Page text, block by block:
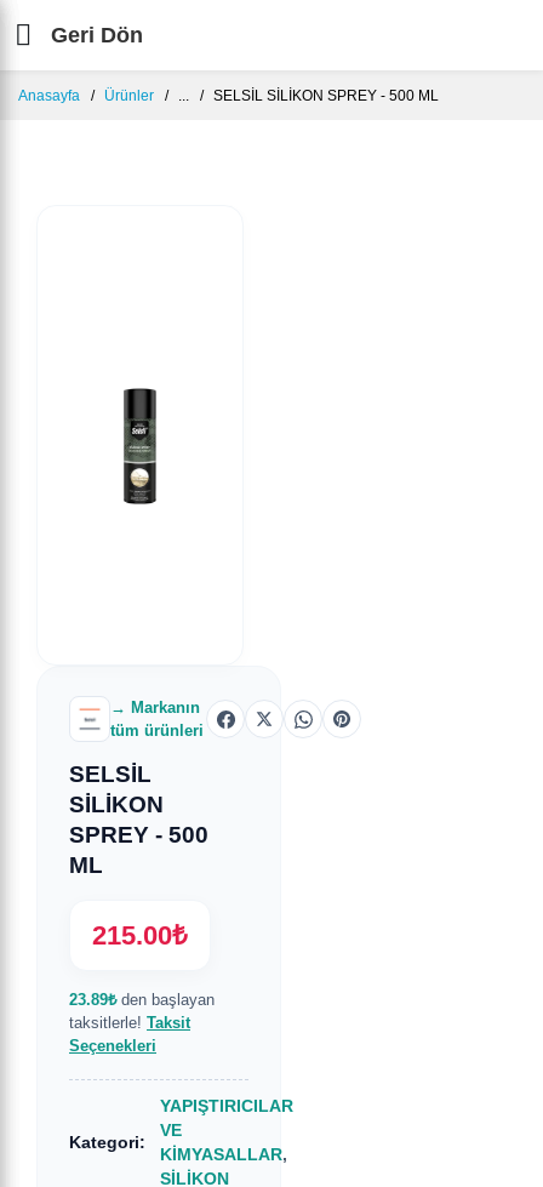
Geri Dön
Anasayfa Ürünler ... SELSİL SİLİKON SPREY - 500 ML
→ Markanın
tüm ürünleri
SELSİL
SİLİKON
SPREY - 500
ML
215.00₺
23.89₺den başlayan
taksitlerle! Taksit
Seçenekleri
Kategori:
YAPIŞTIRICILAR
VE
KİMYASALLAR,
SİLİKON